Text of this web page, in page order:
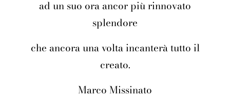
ad un suo ora ancor più rinnovato
splendore
che ancora una volta incanterà tutto il
creato.
Marco Missinato